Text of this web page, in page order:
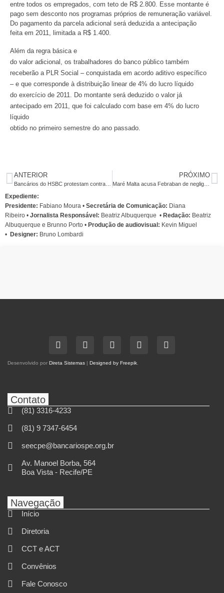
entre todos os empregados, com teto de R$ 2.800. Esse montante é
pago sem desconto nos programas próprios de remuneração variável.
Do pagamento da parcela adicional será deduzida a antecipação
feita em 2011, limitada a R$ 1.400.
Além da regra básica e
do valor adicional, os trabalhadores do banco público também
receberão a PLR Social – conquistada em acordo aditivo específico
– e que corresponde à distribuição linear de 4% do lucro líquido
do exercício de 2011. Do montante será deduzido o valor já
antecipado em 2011, que foi calculado com base em 4% do lucro
líquido
obtido no primeiro semestre do ano passado.
ANTERIOR PRÓXIMO
Maré Malta acusa Febraban de negligenciar a segurança nos bancos
Expediente:
Presidente: Fabiano Moura • Secretária de Comunicação: Diana
Ribeiro • Jornalista Responsável: Beatriz Albuquerque • Redação: Beatriz
Albuquerque e Brunno Porto • Produção de audiovisual: Kevin Miguel
• Designer: Bruno Lombardi
Desenvolvido por Direta Sistemas | Designed by Freepik
Contato
(81) 3316-4233
(81) 9 7347-6454
seecpe@bancariospe.org.br
Av. Manoel Borba, 564
Boa Vista - Recife/PE
Navegação
Início
Diretoria
CCT e ACT
Convênios
Fale Conosco